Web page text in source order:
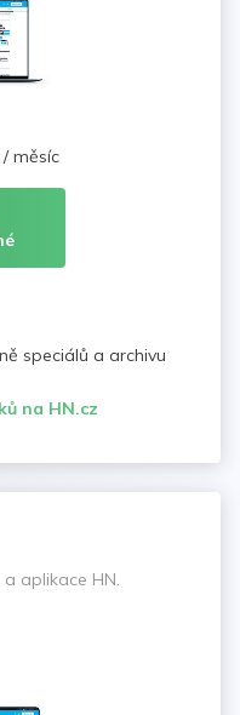
měsíc
speciálů a archivu
na HN.cz
aplikace HN.